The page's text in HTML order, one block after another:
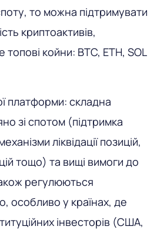
то можна підтримувати
криптоактивів,
койни: BTC, ETH, SOL
платформи: складна
зі спотом (підтримка
ліквідації позицій,
тощо) та вищі вимоги до
регулюються
особливо у країнах, де
інвесторів (США,